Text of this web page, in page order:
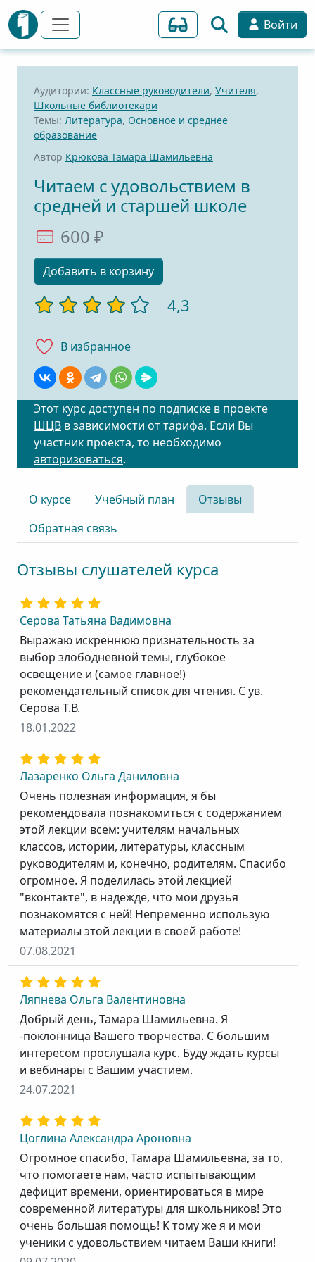
Войти
Аудитории: Классные руководители, Учителя,
Школьные библиотекари
Темы: Литература, Основное и среднее
образование
Автор Крюкова Тамара Шамильевна
Читаем с удовольствием в
средней и старшей школе
600 ₽
Добавить в корзину
4,3
В избранноe
Этот курс доступен по подписке в проекте
ШЦВ в зависимости от тарифа. Если Вы
участник проекта, то необходимо
авторизоваться.
О курсе Учебный план
Отзывы
Обратная связь
Отзывы слушателей курса
Серова Татьяна Вадимовна
Выражаю искреннюю признательность за
выбор злободневной темы, глубокое
освещение и (самое главное!)
рекомендательный список для чтения. С ув.
Серова Т.В.
18.01.2022
Лазаренко Ольга Даниловна
Очень полезная информация, я бы
рекомендовала познакомиться с содержанием
этой лекции всем: учителям начальных
классов, истории, литературы, классным
руководителям и, конечно, родителям. Спасибо
огромное. Я поделилась этой лекцией
"вконтакте", в надежде, что мои друзья
познакомятся с ней! Непременно использую
материалы этой лекции в своей работе!
07.08.2021
Ляпнева Ольга Валентиновна
Добрый день, Тамара Шамильевна. Я
-поклонница Вашего творчества. С большим
интересом прослушала курс. Буду ждать курсы
и вебинары с Вашим участием.
24.07.2021
Цоглина Александра Ароновна
Огромное спасибо, Тамара Шамильевна, за то,
что помогаете нам, часто испытывающим
дефицит времени, ориентироваться в мире
современной литературы для школьников! Это
очень большая помощь! К тому же я и мои
ученики с удовольствием читаем Ваши книги!